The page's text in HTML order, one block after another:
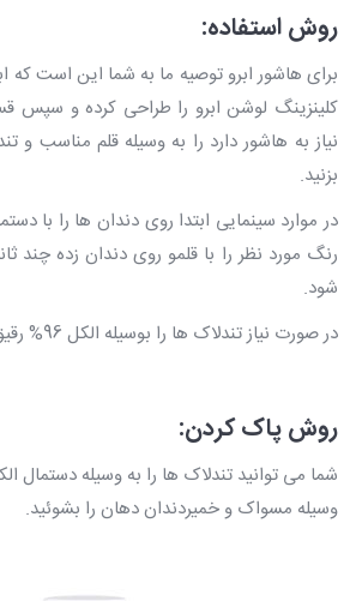
روش استفاده:
برای هاشور ابرو توصیه ما به شما این است که
کلینزینگ لوشن ابرو را طراحی کرده و سپس
نیاز به هاشور دارد را به وسیله قلم مناسب و
بزنید.
در موارد سینمایی ابتدا روی دندان ها را با
رنگ مورد نظر را با قلمو روی دندان زده چند
شود.
در صورت نیاز تندلاک ها را بوسیله الکل 96% رقیق تر نمایید.
روش پاک کردن:
شما می توانید تندلاک ها را به وسیله دستمال
وسیله مسواک و خمیردندان دهان را بشوئید.